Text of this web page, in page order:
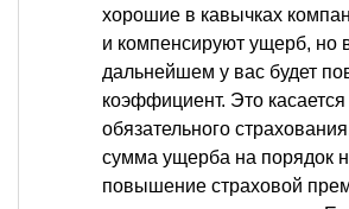
хорошие в кавычках
и компенсируют ущерб, но
дальнейшем у вас будет
коэффициент. Это касается
обязательного
сумма ущерба на порядок
повышение страховой